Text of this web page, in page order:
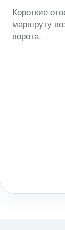
Короткие
маршруту
ворота.